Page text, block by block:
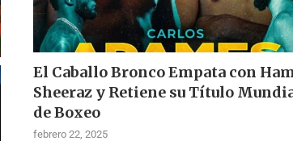
El Caballo Bronco Empata con
Sheeraz y Retiene su Título
de Boxeo
febrero 22, 2025